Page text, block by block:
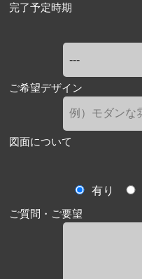
完了予定時期
ご希望デザイン
図面について
有り
ご質問・ご要望